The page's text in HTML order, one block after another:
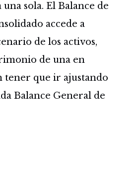
sola. El Balance de
accede a
de los activos,
de una en
tener que ir ajustando
Balance General de